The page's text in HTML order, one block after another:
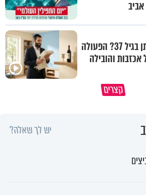
מה הסיכוי להתחתן בגיל 37? הפעולה
והובילה
קצרים
יש לך שאלה?